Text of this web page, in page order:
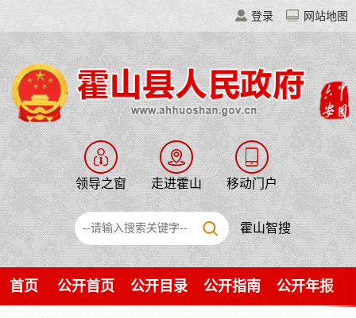
登录 网站地图
领导之窗 走进霍山 移动门户
霍山智搜
首页 公开首页 公开目录 公开指南 公开年报